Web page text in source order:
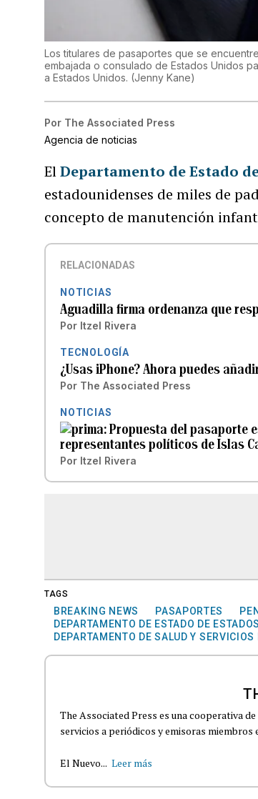
Los titulares de pasaportes que se
embajada o consulado de Estados Unidos
a Estados Unidos. (Jenny Kane)
Por The Associated Press
Agencia de noticias
ElDepartamento de Estado
estadounidenses de miles de
concepto de manutención
RELACIONADAS
NOTICIAS
Aguadilla firma ordenanza que
Por Itzel Rivera
TECNOLOGÍA
¿Usas iPhone? Ahora puedes
Por The Associated Press
NOTICIAS
Propuesta del pasaporte
representantes políticos de Islas
Por Itzel Rivera
TAGS
BREAKING NEWS PASAPORTES
DEPARTAMENTO DE ESTADO DE
DEPARTAMENTO DE SALUD Y
The Associated Press es una cooperativa
servicios a periódicos y emisoras
El Nuevo... Leer más